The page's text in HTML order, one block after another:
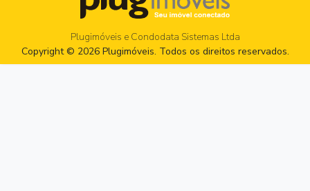
Plugimóveis e Condodata Sistemas Ltda
Copyright © 2026 Plugimóveis. Todos os direitos reservados.